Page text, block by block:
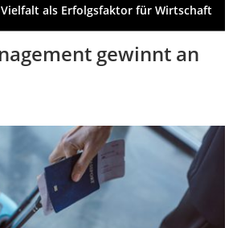
als Erfolgsfaktor für Wirtschaft
gewinnt an